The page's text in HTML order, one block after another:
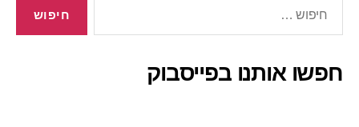
חפשו אותנו בפייסבוק